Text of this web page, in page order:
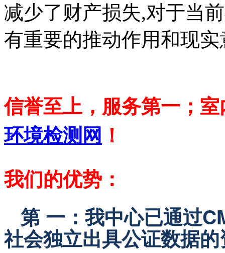
减少了财产损失,对于当
有重要的推动作用和现实
信誉至上，服务第一；
环境检测网 ！
我们的优势：
第 一：我中心已通过
社会独立出具公证数据